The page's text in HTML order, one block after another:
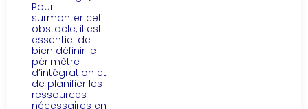
Pour
surmonter cet
obstacle, il est
essentiel de
bien définir le
périmètre
d’intégration et
de planifier les
ressources
nécessaires en